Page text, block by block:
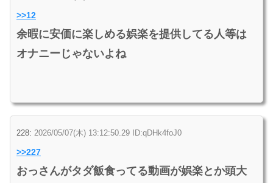
>>12
余暇に安価に楽しめる娯楽を提供してる人等は
オナニーじゃないよね
228: 2026/05/07(木) 13:12:50.29 ID:qDHk4foJ0
>>227
おっさんがタダ飯食ってる動画が娯楽とか頭大